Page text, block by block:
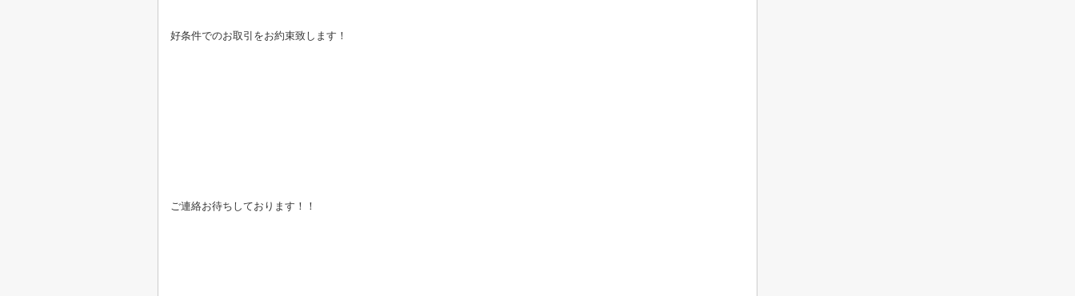
好条件でのお取引をお約束致します！
ご連絡お待ちしております！！